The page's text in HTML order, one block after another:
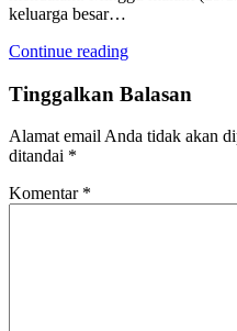
keluarga besar…
Continue reading
Tinggalkan Balasan
Alamat email Anda tidak akan
ditandai *
Komentar *